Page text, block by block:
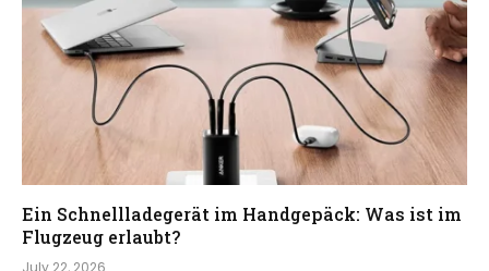
Ein Schnellladegerät im Handgepäck: Was ist im
Flugzeug erlaubt?